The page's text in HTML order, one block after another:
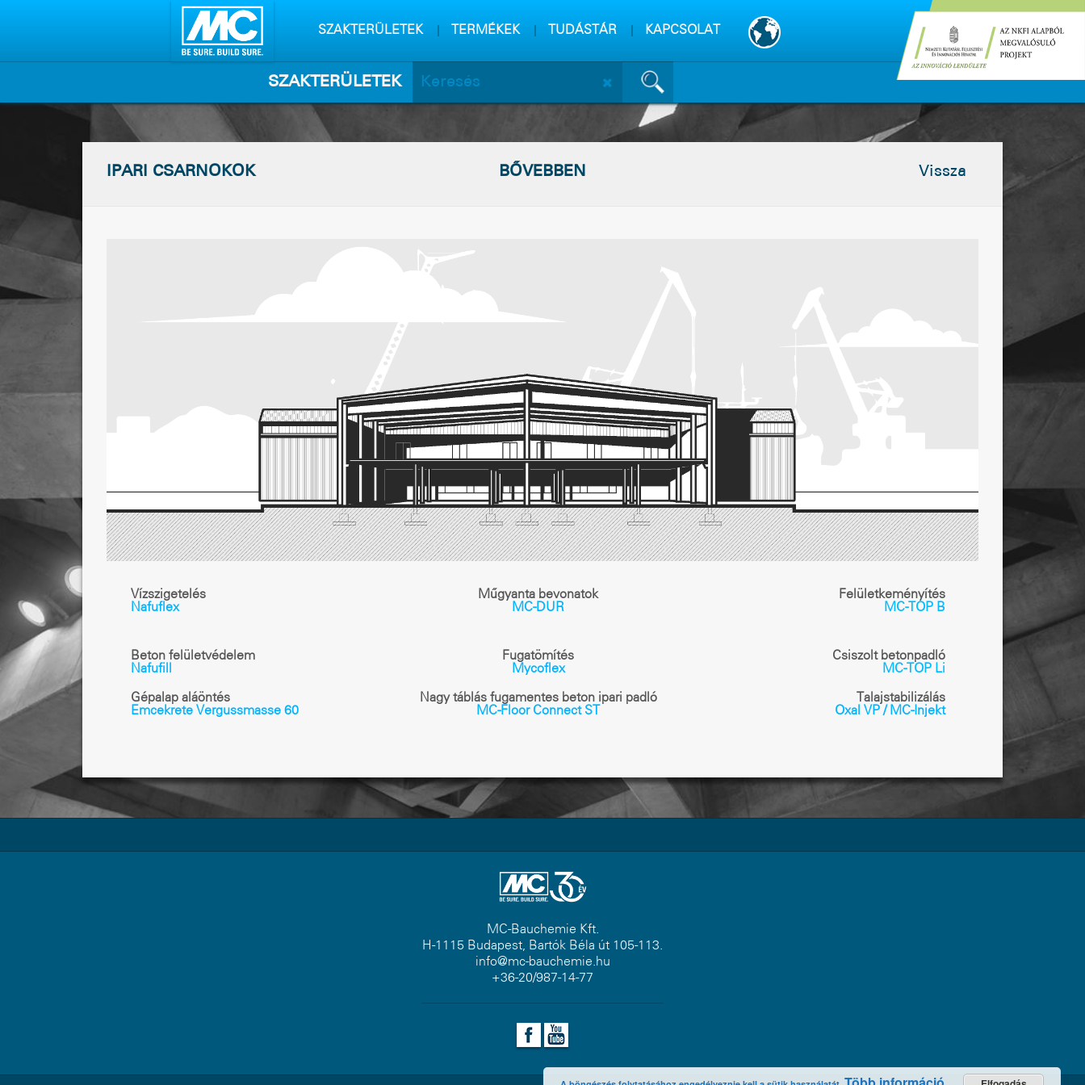
SZAKTERÜLETEK
TERMÉKEK TUDÁSTÁR KAPCSOLAT
SZAKTERÜLETEK
IPARI CSARNOKOK BŐVEBBEN Vissza
Vízszigetelés
Nafuflex
Műgyanta bevonatok
MC-DUR
Felületkeményítés
MC-TOP B
Beton felületvédelem
Nafufill
Fugatömítés
Mycoflex
Csiszolt betonpadló
MC-TOP Li
Gépalap aláöntés
Emcekrete Vergussmasse 60
Nagy táblás fugamentes beton ipari padló
MC-Floor Connect ST
Talajstabilizálás
Oxal VP / MC-Injekt
MC-Bauchemie Kft.
H-1115 Budapest, Bartók Béla út 105-113.
info@mc-bauchemie.hu
+36-20/987-14-77